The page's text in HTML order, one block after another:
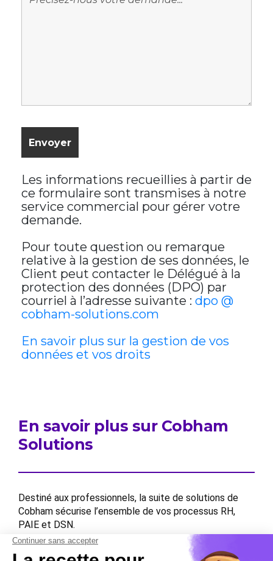
Les informations recueillies à partir de
ce formulaire sont transmises à notre
service commercial pour gérer votre
demande.
Pour toute question ou remarque
relative à la gestion de ses données, le
Client peut contacter le Délégué à la
protection des données (DPO) par
courriel à l’adresse suivante : dpo @
cobham-solutions.com
En savoir plus sur la gestion de vos
données et vos droits
En savoir plus sur Cobham
Solutions
Destiné aux professionnels, la suite de solutions de
Cobham sécurise l’ensemble de vos processus RH,
PAIE et DSN.